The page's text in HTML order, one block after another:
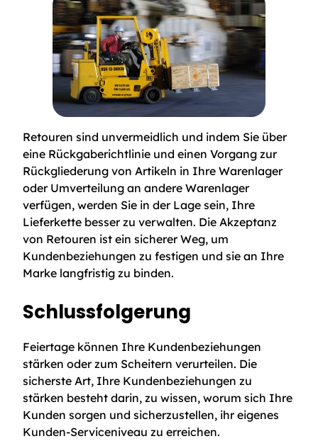
Retouren sind unvermeidlich und indem Sie über
eine Rückgaberichtlinie und einen Vorgang zur
Rückgliederung von Artikeln in Ihre Warenlager
oder Umverteilung an andere Warenlager
verfügen, werden Sie in der Lage sein, Ihre
Lieferkette besser zu verwalten. Die Akzeptanz
von Retouren ist ein sicherer Weg, um
Kundenbeziehungen zu festigen und sie an Ihre
Marke langfristig zu binden.
Schlussfolgerung
Feiertage können Ihre Kundenbeziehungen
stärken oder zum Scheitern verurteilen. Die
sicherste Art, Ihre Kundenbeziehungen zu
stärken besteht darin, zu wissen, worum sich Ihre
Kunden sorgen und sicherzustellen, ihr eigenes
Kunden-Serviceniveau zu erreichen.